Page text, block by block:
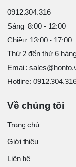
0912.304.316
Sáng: 8:00 - 12:00
Chiều: 13:00 - 17:00
Thứ 2 đến thứ 6
Email:
Hotline: 0912.304.316
Về chúng tôi
Trang chủ
Giới thiệu
Liên hệ